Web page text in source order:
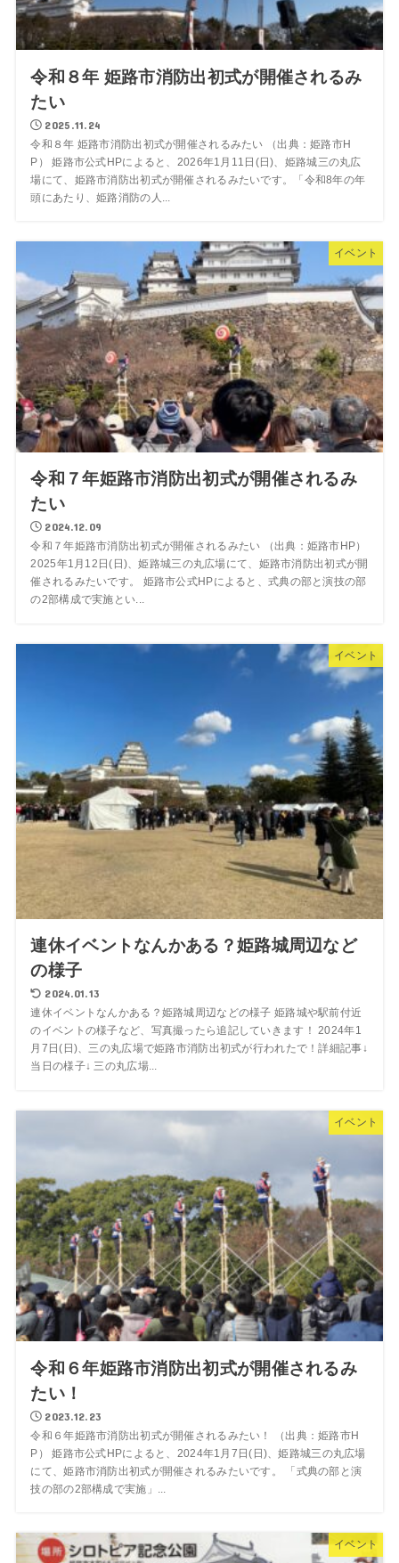
令和８年 姫路市消防出初式が開催されるみ
たい
2025.11.24
令和８年 姫路市消防出初式が開催されるみたい （出典：姫路市H
P） 姫路市公式HPによると、2026年1月11日(日)、姫路城三の丸広
場にて、姫路市消防出初式が開催されるみたいです。「令和8年の年
頭にあたり、姫路消防の人...
イベント
令和７年姫路市消防出初式が開催されるみ
たい
2024.12.09
令和７年姫路市消防出初式が開催されるみたい （出典：姫路市HP）
2025年1月12日(日)、姫路城三の丸広場にて、姫路市消防出初式が開
催されるみたいです。 姫路市公式HPによると、式典の部と演技の部
の2部構成で実施とい...
イベント
連休イベントなんかある？姫路城周辺など
の様子
2024.01.13
連休イベントなんかある？姫路城周辺などの様子 姫路城や駅前付近
のイベントの様子など、写真撮ったら追記していきます！ 2024年1
月7日(日)、三の丸広場で姫路市消防出初式が行われたで！詳細記事↓
当日の様子↓ 三の丸広場...
イベント
令和６年姫路市消防出初式が開催されるみ
たい！
2023.12.23
令和６年姫路市消防出初式が開催されるみたい！ （出典：姫路市H
P） 姫路市公式HPによると、2024年1月7日(日)、姫路城三の丸広場
にて、姫路市消防出初式が開催されるみたいです。 「式典の部と演
技の部の2部構成で実施」...
イベント